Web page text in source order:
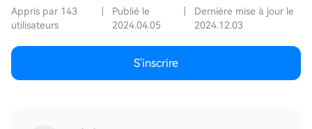
Appris par 143
utilisateurs
Publié le
2024.04.05
Dernière mise à jour le
2024.12.03
S'inscrire